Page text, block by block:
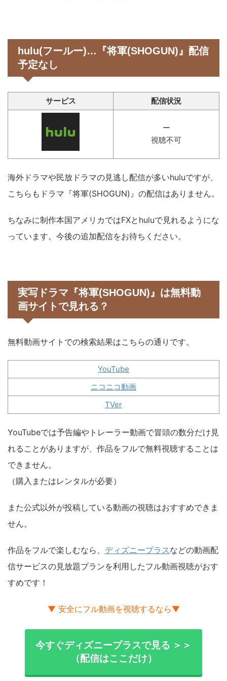
hulu(フールー)…『将軍(SHOGUN)』配信
予定なし
サービス 配信状況
ー
視聴不可
海外ドラマや民放ドラマの見逃し配信が多いhuluですが、
こちらもドラマ『将軍(SHOGUN)』の配信はありません。
ちなみに制作本国アメリカではFXとhuluで見れるようにな
っています。今後の追加配信をお待ちください。
実写ドラマ『将軍(SHOGUN)』は無料動
画サイトで見れる？
無料動画サイトでの検索結果はこちらの通りです。
YouTube
ニコニコ動画
TVer
YouTubeでは予告編やトレーラー動画で冒頭の数分だけ見
れることがありますが、作品をフルで無料視聴することは
できません。
（購入またはレンタルが必要）
また公式以外が投稿している動画の視聴はおすすめできま
せん。
作品をフルで楽しむなら、 ディズニープラス などの動画配
信サービスの見放題プランを利用したフル動画視聴がおす
すめです！
▼ 安全にフル動画を視聴するなら▼
今すぐディズニープラスで見る ＞＞
（配信はここだけ）